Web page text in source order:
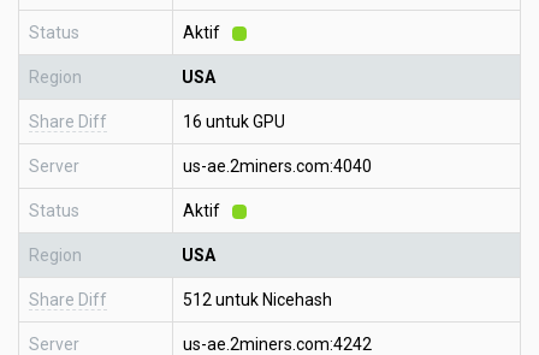
Status Aktif
Region USA
Share Diff 16 untuk GPU
Server us-ae.2miners.com:4040
Status Aktif
Region USA
Share Diff 512 untuk Nicehash
Server us-ae.2miners.com:4242